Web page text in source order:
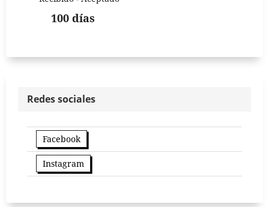
100 días
Redes sociales
Facebook
Instagram